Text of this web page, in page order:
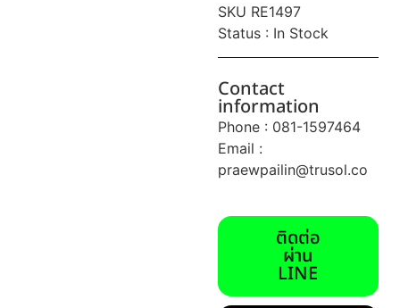
SKU RE1497
Status : In Stock
Contact
information
Phone : 081-1597464
Email :
praewpailin@trusol.co
ติดต่อ
ผ่าน
LINE